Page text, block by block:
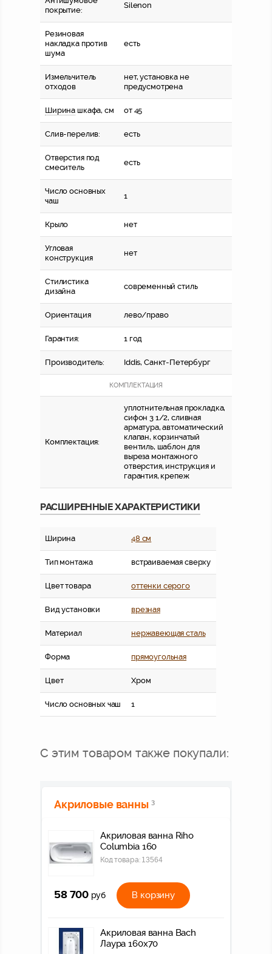
покрытие:
Silenon
Резиновая
накладка против
шума
есть
Измельчитель
отходов
нет, установка не
предусмотрена
Ширина шкафа, см от 45
Слив-перелив: есть
Отверстия под
смеситель
есть
Число основных
чаш
1
Крыло нет
Угловая
конструкция
нет
Стилистика
дизайна
современный стиль
Ориентация лево/право
Гарантия: 1 год
Производитель: Iddis, Санкт-Петербург
КОМПЛЕКТАЦИЯ
Комплектация:
уплотнительная прокладка,
сифон 3 1/2, сливная
арматура, автоматический
клапан, корзинчатый
вентиль, шаблон для
выреза монтажного
отверстия, инструкция и
гарантия, крепеж
РАСШИРЕННЫЕ ХАРАКТЕРИСТИКИ
Ширина 48 см
Тип монтажа встраиваемая сверху
Цвет товара оттенки серого
Вид установки врезная
Материал нержавеющая сталь
Форма прямоугольная
Цвет Хром
Число основных чаш 1
С этим товаром также покупали:
Акриловые ванны 3
Акриловая ванна Riho
Columbia 160
Код товара: 13564
58 700 руб В корзину
Акриловая ванна Bach
Лаура 160х70